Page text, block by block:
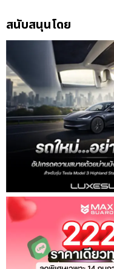
สนับสนุนโดย